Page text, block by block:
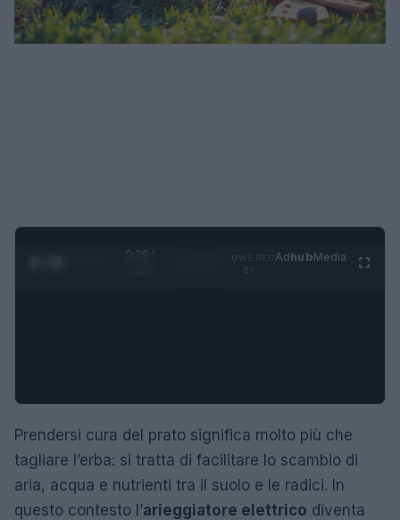
0:29 /
AdhubMedia
Prendersi cura del prato significa molto più che
tagliare l’erba: si tratta di facilitare lo scambio di
aria, acqua e nutrienti tra il suolo e le radici. In
questo contesto l’arieggiatore elettrico diventa